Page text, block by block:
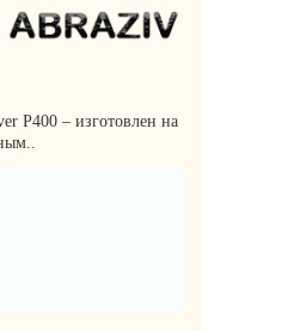
P400 – изготовлен на